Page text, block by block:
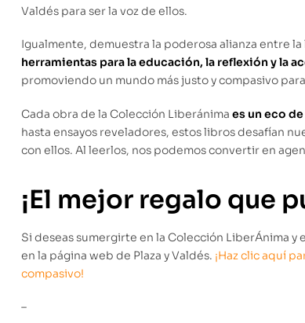
Valdés para ser la voz de ellos.
Igualmente, demuestra la poderosa alianza entre
herramientas para la educación, la reflexión y la
promoviendo un mundo más justo y compasivo
Cada obra de la Colección Liberánima es un eco
hasta ensayos reveladores, estos libros desafían
con ellos. Al leerlos, nos podemos convertir en
¡El mejor regalo que
Si deseas sumergirte en la Colección LiberÁnima
en la página web de Plaza y Valdés. ¡Haz clic aquí
compasivo!
–